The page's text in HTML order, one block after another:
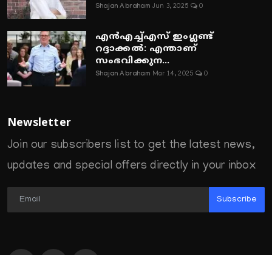
Shajan Abraham Jun 3, 2025 0
എൻഎച്ച്എസ് ഇംഗ്ലണ്ട്
റദ്ദാക്കൽ: എന്താണ്
സംഭവിക്കുന...
Shajan Abraham Mar 14, 2025 0
Newsletter
Join our subscribers list to get the latest news,
updates and special offers directly in your inbox
Subscribe